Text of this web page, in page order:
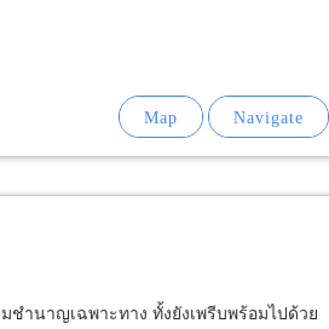
ำนาญเฉพาะทาง ทั้งยังเพรีบพร้อมไปด้วย